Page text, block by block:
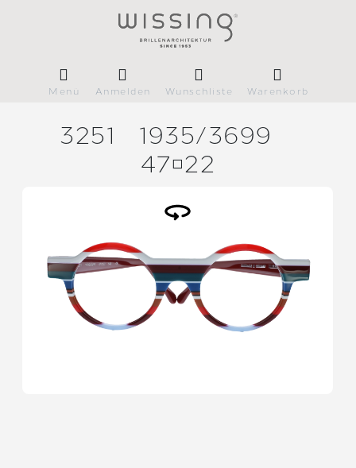
Menü Anmelden Wunschliste Warenkorb
3251 1935/3699
4722